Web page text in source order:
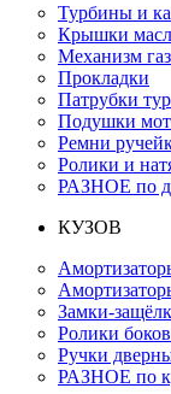
Турбины и
Крышки
Механизм
Прокладки
Патрубки
Подушки
Ремни
Ролики и
РАЗНОЕ по
КУЗОВ
Замки-
Ролики
Ручки
РАЗНОЕ по